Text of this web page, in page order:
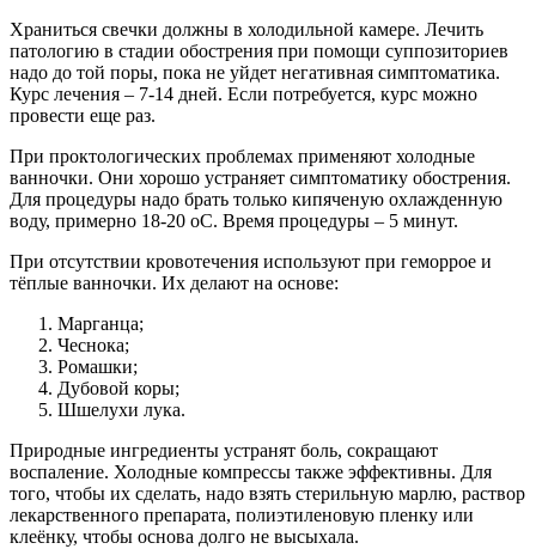
Храниться свечки должны в холодильной камере. Лечить
патологию в стадии обострения при помощи суппозиториев
надо до той поры, пока не уйдет негативная симптоматика.
Курс лечения – 7-14 дней. Если потребуется, курс можно
провести еще раз.
При проктологических проблемах применяют холодные
ванночки. Они хорошо устраняет симптоматику обострения.
Для процедуры надо брать только кипяченую охлажденную
воду, примерно 18-20 оС. Время процедуры – 5 минут.
При отсутствии кровотечения используют при геморрое и
тёплые ванночки. Их делают на основе:
Марганца;
Чеснока;
Ромашки;
Дубовой коры;
Шшелухи лука.
Природные ингредиенты устранят боль, сокращают
воспаление. Холодные компрессы также эффективны. Для
того, чтобы их сделать, надо взять стерильную марлю, раствор
лекарственного препарата, полиэтиленовую пленку или
клеёнку, чтобы основа долго не высыхала.